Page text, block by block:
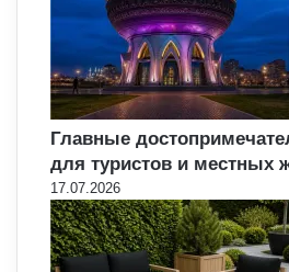
Главные
для туристов и местных
17.07.2026